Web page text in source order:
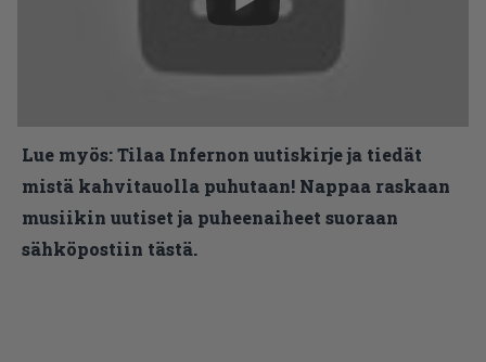
Lue myös:Tilaa Infernon uutiskirje ja tiedät
mistä kahvitauolla puhutaan! Nappaa raskaan
musiikin uutiset ja puheenaiheet suoraan
sähköpostiin tästä.